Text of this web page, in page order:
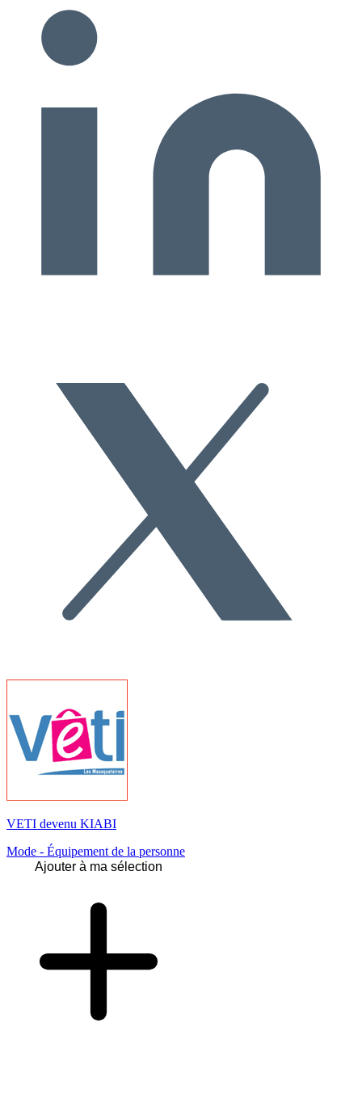
VETI devenu KIABI
Mode - Équipement de la personne
Ajouter à ma sélection